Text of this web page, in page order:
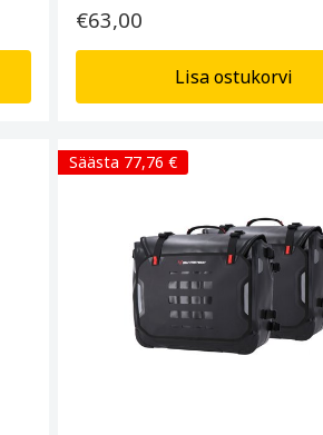
€63,00
Lisa ostukorvi
Säästa 77,76 €